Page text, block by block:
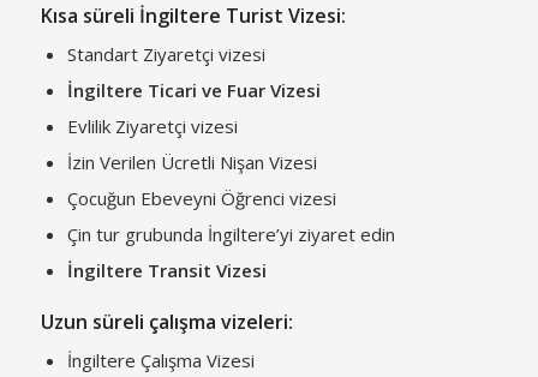
Kısa süreli İngiltere Turist Vizesi:
Standart Ziyaretçi vizesi
İngiltere Ticari ve Fuar Vizesi
Evlilik Ziyaretçi vizesi
İzin Verilen Ücretli Nişan Vizesi
Çocuğun Ebeveyni Öğrenci vizesi
Çin tur grubunda İngiltere’yi ziyaret edin
İngiltere Transit Vizesi
Uzun süreli çalışma vizeleri:
İngiltere Çalışma Vizesi